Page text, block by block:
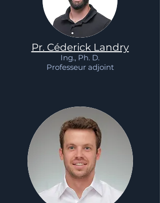
Pr. Céderick Landry
Ing., Ph. D.
Professeuradjoint